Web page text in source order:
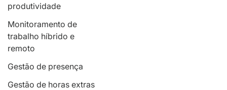
produtividade
Monitoramento de
trabalho híbrido e
remoto
Gestão de presença
Gestão de horas extras